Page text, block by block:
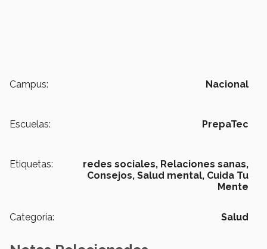
Campus: Nacional
Escuelas: PrepaTec
Etiquetas: redes sociales, Relaciones sanas,
Consejos, Salud mental, Cuida Tu
Mente
Categoría: Salud